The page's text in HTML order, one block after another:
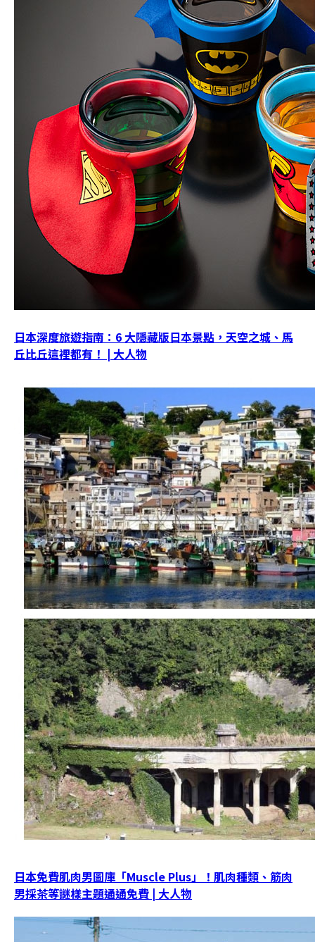
日本深度旅遊指南：6 大隱藏版日本景點，天空之城、馬
丘比丘這裡都有！ | 大人物
日本免費肌肉男圖庫「Muscle Plus」！肌肉種類、筋肉
男採茶等謎樣主題通通免費 | 大人物